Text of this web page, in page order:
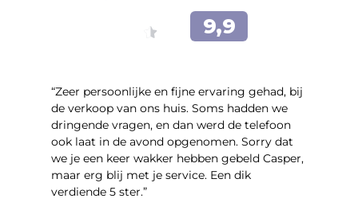
“Zeer persoonlijke en fijne ervaring gehad, bij
de verkoop van ons huis. Soms hadden we
dringende vragen, en dan werd de telefoon
ook laat in de avond opgenomen. Sorry dat
we je een keer wakker hebben gebeld Casper,
maar erg blij met je service. Een dik
verdiende 5 ster.”